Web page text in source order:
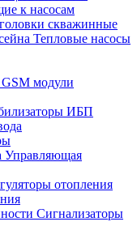
к насосам
скважинные
Тепловые насосы
GSM модули
ИБП
Управляющая
отопления
Сигнализаторы